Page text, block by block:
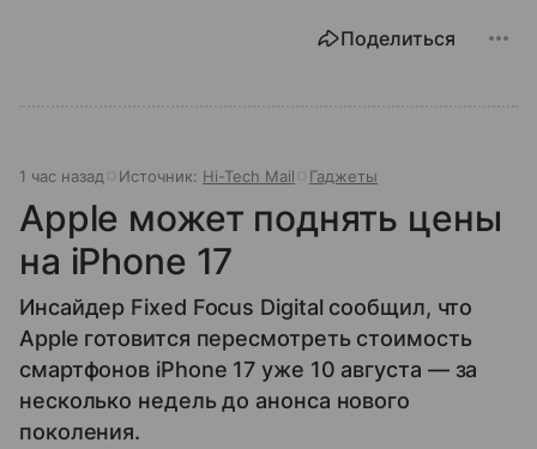
Поделиться
1 час назад Источник: Hi-Tech Mail Гаджеты
Apple может поднять цены
на iPhone 17
Инсайдер Fixed Focus Digital сообщил, что
Apple готовится пересмотреть стоимость
смартфонов iPhone 17 уже 10 августа — за
несколько недель до анонса нового
поколения.